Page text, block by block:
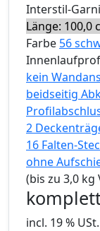
Interstil-
Länge: 100,0
Farbe 56
kein
beidseitig
2
16 Falten-
ohne
(bis zu 3,0
incl. 19 %